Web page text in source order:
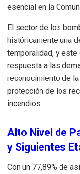
esencial en la
El sector de los
históricamente una
temporalidad, y este
respuesta a las
reconocimiento de
protección de los
incendios.
Alto Nivel de
y Siguientes
Con un 77,89% de